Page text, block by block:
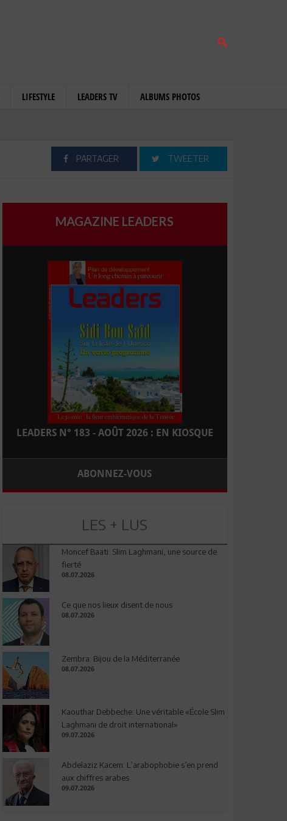
LIFESTYLE LEADERS TV ALBUMS PHOTOS
PARTAGER TWEETER
MAGAZINE LEADERS
LEADERS N° 183 - AOÛT 2026 : EN KIOSQUE
ABONNEZ-VOUS
LES + LUS
Moncef Baati: Slim Laghmani, une source de
fierté
08.07.2026
Ce que nos lieux disent de nous
08.07.2026
Zembra: Bijou de la Méditerranée
08.07.2026
Kaouthar Debbeche: Une véritable «École Slim
Laghmani de droit international»
09.07.2026
Abdelaziz Kacem: L’arabophobie s’en prend
aux chiffres arabes
09.07.2026